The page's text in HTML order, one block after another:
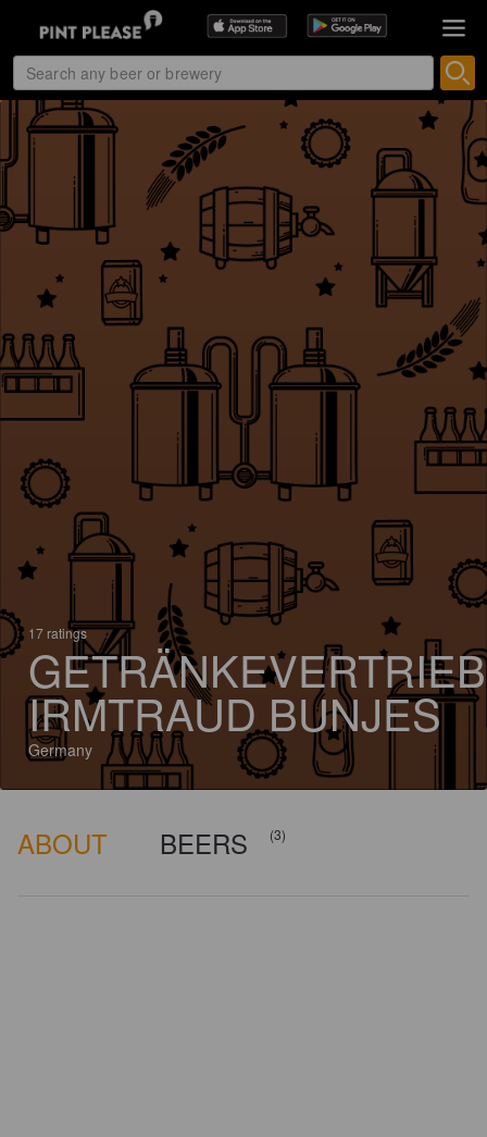
17 ratings
GETRÄNKEVERTRIEB
IRMTRAUD BUNJES
Germany
ABOUT BEERS (3)